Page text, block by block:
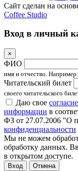
Сайт сделан на
Coffee Studio
Вход в личный
×
ФИО
имя и отчество.
Читательский билет
своего читательского
Даю свое
информации в
ФЗ от 27.07.2006 "О
конфиденциальности
Мы не можем
обработку данных.
в открытом доступе.
Отмена